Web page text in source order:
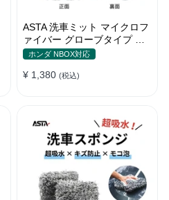
ASTA 洗車ミット マイクロフ
ァイバー グローブタイプ 洗
車プロも愛用 傷防止 高吸水
ング用品
ホンダ NBOX対応
¥ 1,380 (税込)